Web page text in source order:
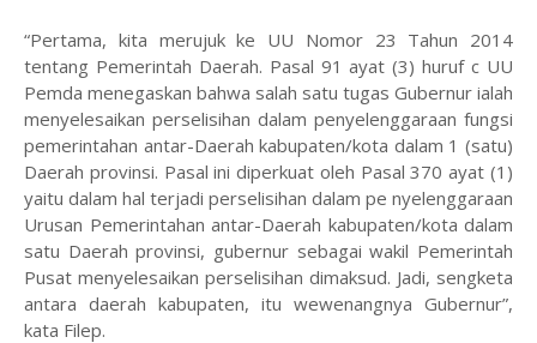
“Pertama, kita merujuk ke UU Nomor 23 Tahun 2014
tentang Pemerintah Daerah. Pasal 91 ayat (3) huruf c UU
Pemda menegaskan bahwa salah satu tugas Gubernur ialah
menyelesaikan perselisihan dalam penyelenggaraan fungsi
pemerintahan antar-Daerah kabupaten/kota dalam 1 (satu)
Daerah provinsi. Pasal ini diperkuat oleh Pasal 370 ayat (1)
yaitu dalam hal terjadi perselisihan dalam pe nyelenggaraan
Urusan Pemerintahan antar-Daerah kabupaten/kota dalam
satu Daerah provinsi, gubernur sebagai wakil Pemerintah
Pusat menyelesaikan perselisihan dimaksud. Jadi, sengketa
antara daerah kabupaten, itu wewenangnya Gubernur”,
kata Filep.